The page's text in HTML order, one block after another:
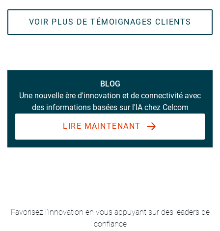
VOIR PLUS DE TÉMOIGNAGES CLIENTS
BLOG
Une nouvelle ère d'innovation et de connectivité avec
des informations basées sur l'IA chez Celcom
LIRE MAINTENANT
Favorisez l'innovation en vous appuyant sur des leaders de
confiance